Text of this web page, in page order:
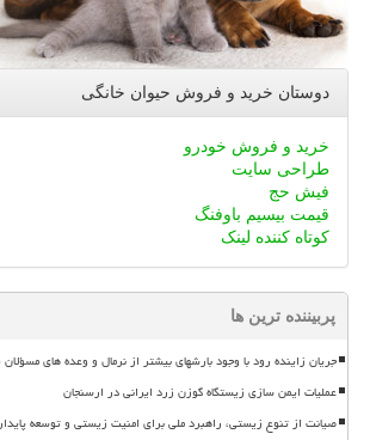
دوستان خرید و فروش حیوان خانگی
خرید و فروش خودرو
طراحی سایت
فیش حج
قیمت بیسیم باوفنگ
کوتاه کننده لینک
پربیننده ترین ها
جریان زاینده رود با وجود بارشهای بیشتر از نرمال و وعده های
عملیات ایمن سازی زیستگاه گوزن زرد ایرانی در ارسنجان
صیانت از تنوع زیستی، راهبرد ملی برای امنیت زیستی و توسعه